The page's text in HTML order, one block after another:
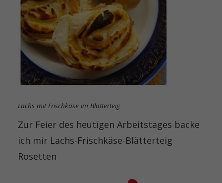
Lachs mit Frischkäse im Blätterteig
Zur Feier des heutigen Arbeitstages backe
ich mir Lachs-Frischkäse-Blätterteig
Rosetten